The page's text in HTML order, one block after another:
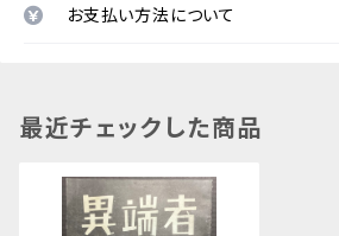
お支払い方法について
最近チェックした商品